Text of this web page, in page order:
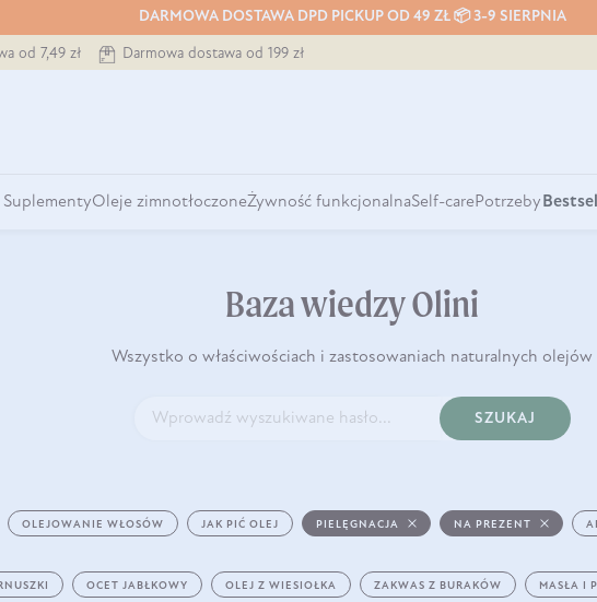
DARMOWA DOSTAWA DPD PICKUP OD 49 ZŁ 📦 3-9 SIERPNIA
od 7,49 zł Darmowa dostawa od 199 zł
SuplementyOleje zimnotłoczoneŻywność funkcjonalnaSelf-carePotrzeby
Baza wiedzy Olini
Wszystko o właściwościach i zastosowaniach naturalnych olejów
SZUKAJ
OLEJOWANIE WŁOSÓW JAK PIĆ OLEJ PIELĘGNACJA NA PREZENT
OCET JABŁKOWY OLEJ Z WIESIOŁKA ZAKWAS Z BURAKÓW MASŁA I